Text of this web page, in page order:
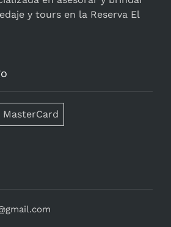
y tours en la Reserva El
MasterCard